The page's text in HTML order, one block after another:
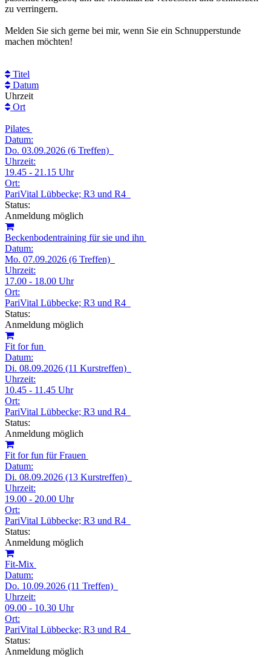
zu verringern.
Melden Sie sich gerne bei mir, wenn Sie ein Schnupperstunde
machen möchten!
Titel
Datum
Uhrzeit
Ort
Pilates
Datum:
Do. 03.09.2026 (6 Treffen)
Uhrzeit:
19.45 - 21.15 Uhr
Ort:
PariVital Lübbecke; R3 und R4
Status:
Anmeldung möglich
Beckenbodentraining für sie und ihn
Datum:
Mo. 07.09.2026 (6 Treffen)
Uhrzeit:
17.00 - 18.00 Uhr
Ort:
PariVital Lübbecke; R3 und R4
Status:
Anmeldung möglich
Fit for fun
Datum:
Di. 08.09.2026 (11 Kurstreffen)
Uhrzeit:
10.45 - 11.45 Uhr
Ort:
PariVital Lübbecke; R3 und R4
Status:
Anmeldung möglich
Fit for fun für Frauen
Datum:
Di. 08.09.2026 (13 Kurstreffen)
Uhrzeit:
19.00 - 20.00 Uhr
Ort:
PariVital Lübbecke; R3 und R4
Status:
Anmeldung möglich
Fit-Mix
Datum:
Do. 10.09.2026 (11 Treffen)
Uhrzeit:
09.00 - 10.30 Uhr
Ort:
PariVital Lübbecke; R3 und R4
Status:
Anmeldung möglich